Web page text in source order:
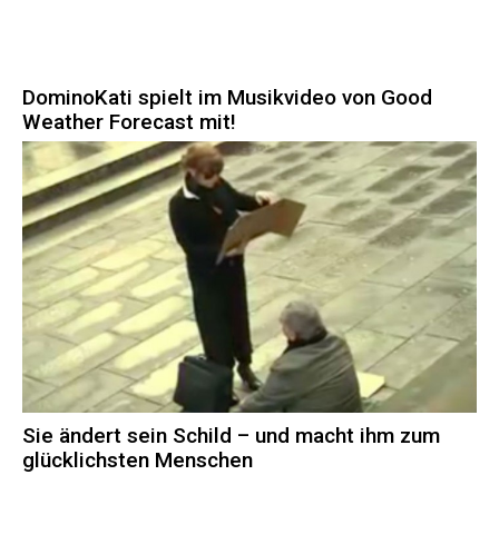
DominoKati spielt im Musikvideo von Good
Weather Forecast mit!
Sie ändert sein Schild – und macht ihm zum
glücklichsten Menschen